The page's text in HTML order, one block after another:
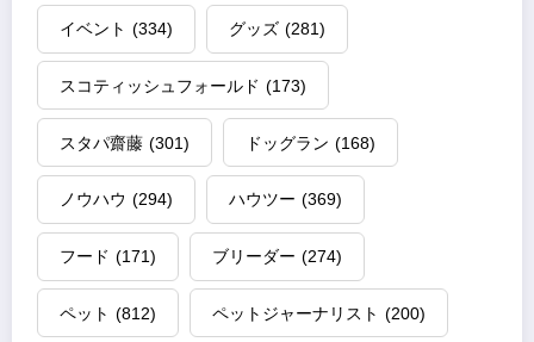
イベント (334) グッズ (281)
スコティッシュフォールド (173)
スタパ齋藤 (301) ドッグラン (168)
ノウハウ (294) ハウツー (369)
フード (171) ブリーダー (274)
ペット (812) ペットジャーナリスト (200)